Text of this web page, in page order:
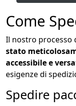
Come
Il nostro processo
stato
accessibile e
esigenze di
Spedire